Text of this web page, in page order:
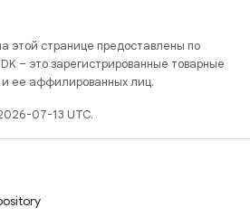
этой странице предоставлены по
– это зарегистрированные товарные
ее аффилированных лиц.
07-13 UTC.